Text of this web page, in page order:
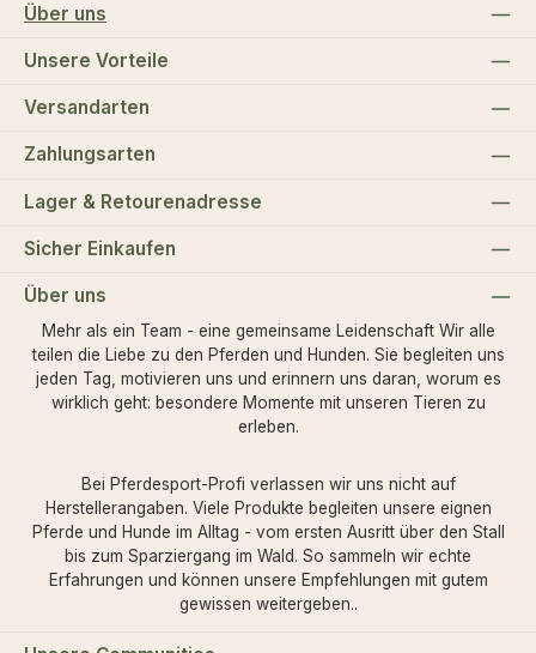
Über uns
Unsere Vorteile
Versandarten
Zahlungsarten
Lager & Retourenadresse
Sicher Einkaufen
Über uns
Mehr als ein Team - eine gemeinsame Leidenschaft Wir alle
teilen die Liebe zu den Pferden und Hunden. Sie begleiten uns
jeden Tag, motivieren uns und erinnern uns daran, worum es
wirklich geht: besondere Momente mit unseren Tieren zu
erleben.
Bei Pferdesport-Profi verlassen wir uns nicht auf
Herstellerangaben. Viele Produkte begleiten unsere eignen
Pferde und Hunde im Alltag - vom ersten Ausritt über den Stall
bis zum Sparziergang im Wald. So sammeln wir echte
Erfahrungen und können unsere Empfehlungen mit gutem
gewissen weitergeben..